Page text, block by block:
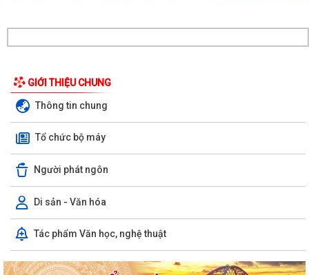
GIỚI THIỆU CHUNG
Thông tin chung
Tổ chức bộ máy
Người phát ngôn
Di sản - Văn hóa
Tác phẩm Văn học, nghệ thuật
danh tính
Xã Cẩm Giang tổ chức lễ tâm linh và triển khai lấy mẫu hài cốt liệt sĩ